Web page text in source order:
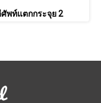
พท์แตกกระจุย 2